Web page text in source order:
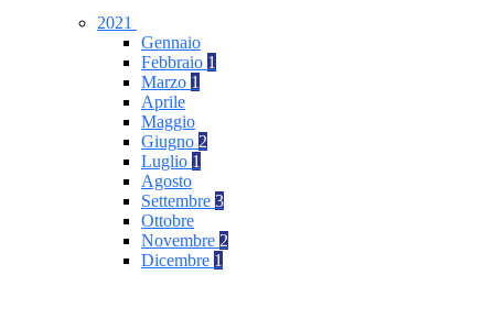
2021
Gennaio
Febbraio 1
Marzo 1
Aprile
Maggio
Giugno 2
Luglio 1
Agosto
Settembre 3
Ottobre
Novembre 2
Dicembre 1